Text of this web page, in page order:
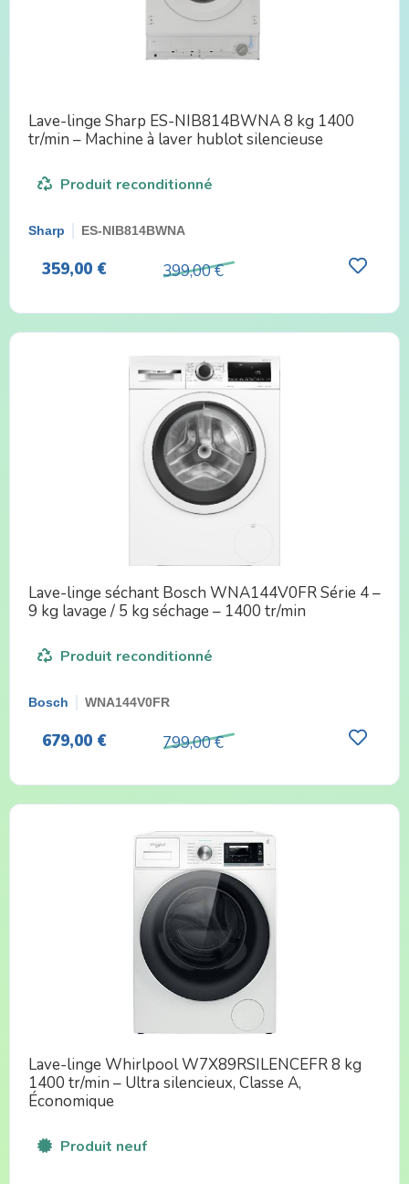
Lave-linge Sharp ES-NIB814BWNA 8 kg 1400
tr/min – Machine à laver hublot silencieuse
Produit reconditionné
Sharp ES-NIB814BWNA
359,00 € 399,00 €
Lave-linge séchant Bosch WNA144V0FR Série 4 –
9 kg lavage / 5 kg séchage – 1400 tr/min
Produit reconditionné
Bosch WNA144V0FR
679,00 € 799,00 €
Lave-linge Whirlpool W7X89RSILENCEFR 8 kg
1400 tr/min – Ultra silencieux, Classe A,
Économique
Produit neuf